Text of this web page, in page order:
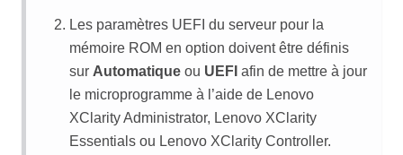
Les paramètres UEFI du serveur pour la
mémoire ROM en option doivent être définis
sur Automatique ou UEFI afin de mettre à jour
le microprogramme à l’aide de Lenovo
XClarity Administrator, Lenovo XClarity
Essentials ou Lenovo XClarity Controller.